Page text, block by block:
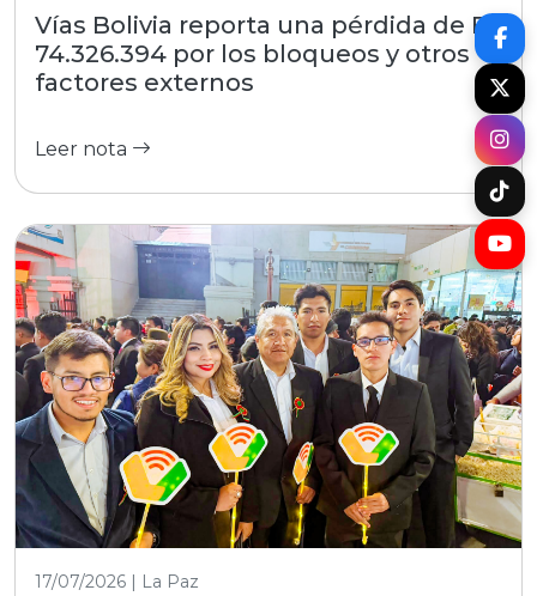
Vías Bolivia reporta una pérdida de Bs
74.326.394 por los bloqueos y otros
factores externos
Leer nota
17/07/2026 | La Paz